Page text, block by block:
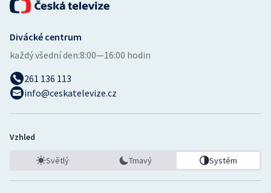
Ostatní
Divácké centrum
každý všední den:8:00—16:00 hodin
261 136 113
info@ceskatelevize.cz
Vzhled
Světlý Tmavý Systém